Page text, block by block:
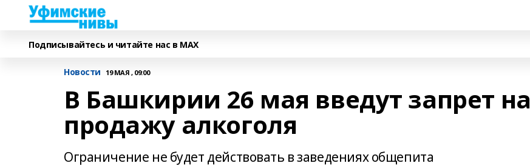
Подписывайтесь и читайте нас в MAX
Новости 19 МАЯ , 09:00
В Башкирии 26 мая введут запрет на
продажу алкоголя
Ограничение не будет действовать в заведениях общепита